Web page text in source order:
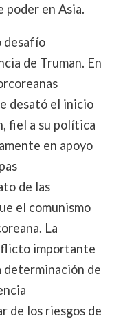
en Asia.
desafío
de Truman. En
desató el inicio
fiel a su política
en apoyo
de las
el comunismo
La
importante
determinación de
de los riesgos de